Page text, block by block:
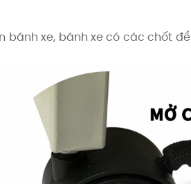
bánh xe, bánh xe có các chốt